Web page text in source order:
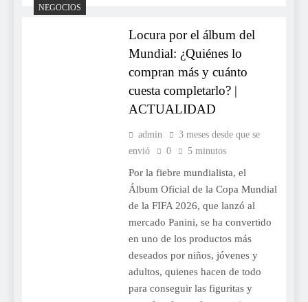
NEGOCIOS
Locura por el álbum del
Mundial: ¿Quiénes lo
compran más y cuánto
cuesta completarlo? |
ACTUALIDAD
admin
3 meses desde que se
envió
0 5 minutos
Por la fiebre mundialista, el
Álbum Oficial de la Copa Mundial
de la FIFA 2026, que lanzó al
mercado Panini, se ha convertido
en uno de los productos más
deseados por niños, jóvenes y
adultos, quienes hacen de todo
para conseguir las figuritas y